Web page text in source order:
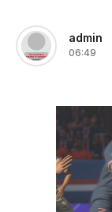
admin
06:49